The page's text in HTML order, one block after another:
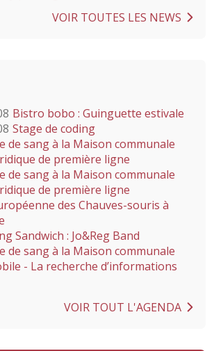
VOIR TOUTES LES NEWS
Bistro bobo : Guinguette estivale
Stage de coding
de sang à la Maison communale
de première ligne
de sang à la Maison communale
de première ligne
des Chauves-souris à
Sandwich : Jo&Reg Band
de sang à la Maison communale
- La recherche d’informations
VOIR TOUT L'AGENDA